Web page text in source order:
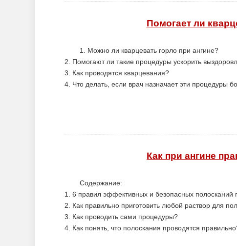
Помогает ли
1. Можно ли кварцевать горло при ангине?
2. Помогают ли такие процедуры ускорить
3. Как проводятся кварцевания?
4. Что делать, если врач назначает эти процедуры
Как при ангине
Содержание:
1. 6 правил эффективных и безопасных полосканий
2. Как правильно приготовить любой раствор для
3. Как проводить сами процедуры?
4. Как понять, что полоскания проводятся